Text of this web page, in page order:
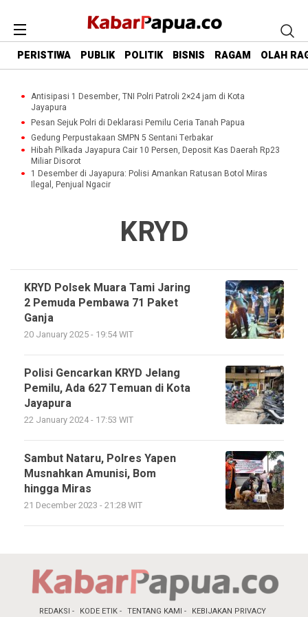
PERISTIWA PUBLIK POLITIK BISNIS RAGAM OLAH
Antisipasi 1 Desember, TNI Polri Patroli 2×24 jam di Kota
Jayapura
Pesan Sejuk Polri di Deklarasi Pemilu Ceria Tanah Papua
Gedung Perpustakaan SMPN 5 Sentani Terbakar
Hibah Pilkada Jayapura Cair 10 Persen, Deposit Kas Daerah Rp23
Miliar Disorot
1 Desember di Jayapura: Polisi Amankan Ratusan Botol Miras
Ilegal, Penjual Ngacir
KRYD
KRYD Polsek Muara Tami Jaring
2 Pemuda Pembawa 71 Paket
Ganja
20 January 2025 - 19:54 WIT
Polisi Gencarkan KRYD Jelang
Pemilu, Ada 627 Temuan di Kota
Jayapura
22 January 2024 - 17:53 WIT
Sambut Nataru, Polres Yapen
Musnahkan Amunisi, Bom
hingga Miras
21 December 2023 - 21:28 WIT
REDAKSI KODE ETIK TENTANG KAMI KEBIJAKAN PRIVACY